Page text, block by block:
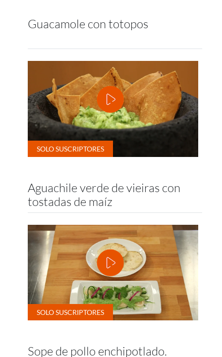
Guacamole con totopos
Aguachile verde de vieiras con
tostadas de maíz
Sope de pollo enchipotlado.